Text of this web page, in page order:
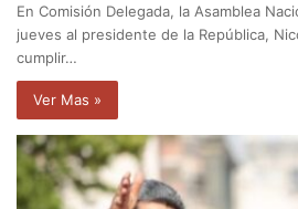
En Comisión Delegada, la Asamblea
jueves al presidente de la República,
cumplir…
Ver Mas »